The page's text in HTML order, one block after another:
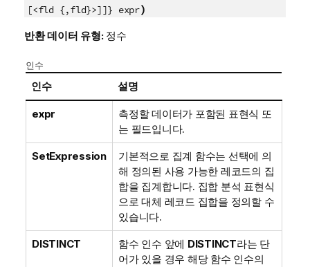
[<fld {,fld}>]]} expr)
반환 데이터 유형: 정수
인수
인수 설명
expr
측정할 데이터가 포함된 표현식 또
는 필드입니다.
SetExpression
기본적으로 집계 함수는 선택에 의
해 정의된 사용 가능한 레코드의 집
합을 집계합니다. 집합 분석 표현식
으로 대체 레코드 집합을 정의할 수
있습니다.
DISTINCT 함수 인수 앞에 DISTINCT라는 단
어가 있을 경우 해당 함수 인수의